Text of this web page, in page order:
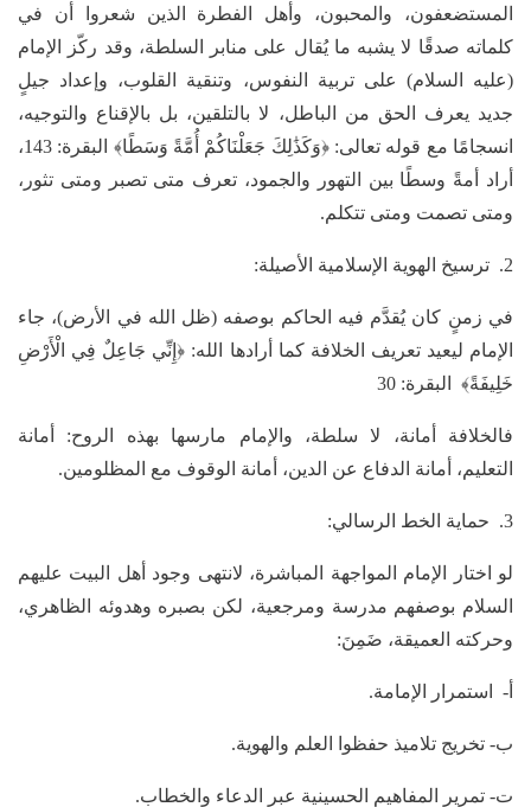
المستضعفون، والمحبون، وأهل الفطرة الذين شعروا أن في
كلماته صدقًا لا يشبه ما يُقال على منابر السلطة، وقد ركّز الإمام
(عليه السلام) على تربية النفوس، وتنقية القلوب، وإعداد جيلٍ
جديد يعرف الحق من الباطل، لا بالتلقين، بل بالإقناع والتوجيه،
انسجامًا مع قوله تعالى: ﴿وَكَذَٰلِكَ جَعَلْنَاكُمْ أُمَّةً وَسَطًا﴾ البقرة: 143،
أراد أمةً وسطًا بين التهور والجمود، تعرف متى تصبر ومتى تثور،
ومتى تصمت ومتى تتكلم.
2. ترسيخ الهوية الإسلامية الأصيلة:
في زمنٍ كان يُقدَّم فيه الحاكم بوصفه (ظل الله في الأرض)، جاء
الإمام ليعيد تعريف الخلافة كما أرادها الله: ﴿إِنِّي جَاعِلٌ فِي الْأَرْضِ
خَلِيفَةً﴾ البقرة: 30
فالخلافة أمانة، لا سلطة، والإمام مارسها بهذه الروح: أمانة
التعليم، أمانة الدفاع عن الدين، أمانة الوقوف مع المظلومين.
3. حماية الخط الرسالي:
لو اختار الإمام المواجهة المباشرة، لانتهى وجود أهل البيت عليهم
السلام بوصفهم مدرسة ومرجعية، لكن بصبره وهدوئه الظاهري،
وحركته العميقة، ضَمِنَ:
أ‌- استمرار الإمامة.
ب‌- تخريج تلاميذ حفظوا العلم والهوية.
ت‌- تمرير المفاهيم الحسينية عبر الدعاء والخطاب.